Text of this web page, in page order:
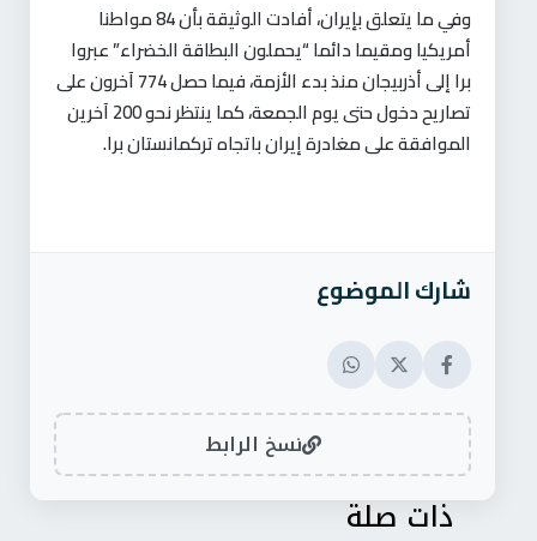
وفي ما يتعلق بإيران، أفادت الوثيقة بأن 84 مواطنا
أمريكيا ومقيما دائما “يحملون البطاقة الخضراء” عبروا
برا إلى أذربيجان منذ بدء الأزمة، فيما حصل 774 آخرون على
تصاريح دخول حتى يوم الجمعة، كما ينتظر نحو 200 آخرين
الموافقة على مغادرة إيران باتجاه تركمانستان برا.
شارك الموضوع
نسخ الرابط
ذات صلة